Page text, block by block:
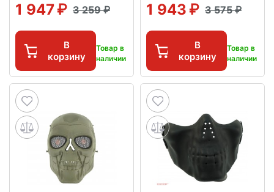
1 947 3 259
В
корзину
Товар в
наличии
1 943 3 575
В
корзину
Товар в
наличии